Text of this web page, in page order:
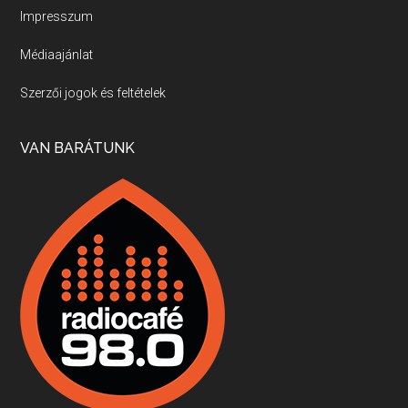
Villány, kékfrankos, Jackfall
Apr 17, 2026 • 00:35:38
Boston, teadélután, bab és homár
Apr 9, 2026 • 00:37:17
Fermentáljunk, a testünk meghálálja!
Apr 3, 2026 • 00:36:07
Impresszum
Médiaajánlat
Szerzői jogok és feltételek
VAN BARÁTUNK